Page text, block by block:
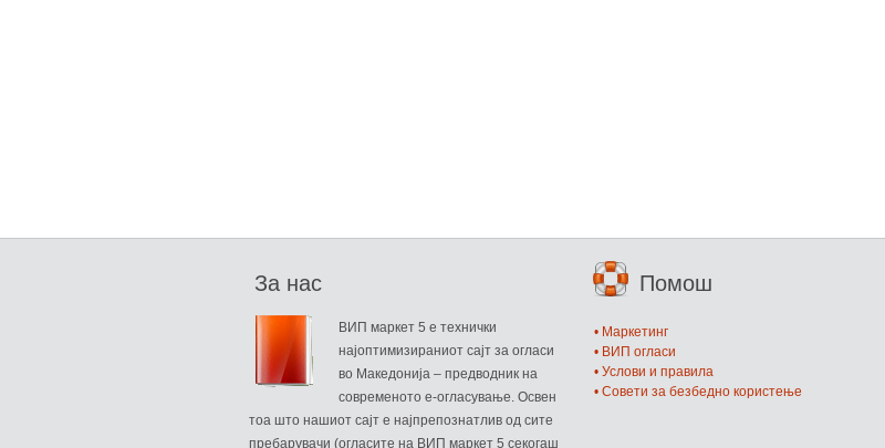
За нас
ВИП маркет 5 е технички
најоптимизираниот сајт за огласи
во Македонија – предводник на
современото е-огласување. Освен
тоа што нашиот сајт е најпрепознатлив од сите
пребарувачи (огласите на ВИП маркет 5 секогаш
Помош
• Маркетинг
• ВИП огласи
• Услови и правила
• Совети за безбедно користење